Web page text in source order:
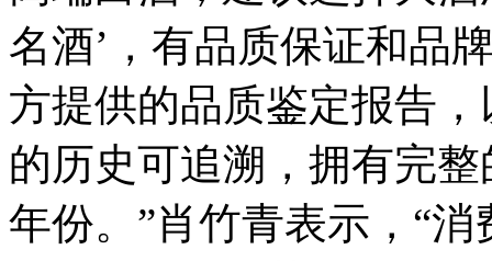
名酒’，有品质保证和品
方提供的品质鉴定报告
的历史可追溯，拥有完
年份。”肖竹青表示，“